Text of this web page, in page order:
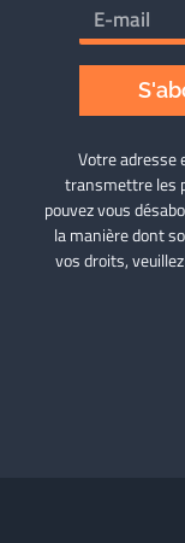
Votre adresse
transmettre les
pouvez vous
la manière dont
vos droits,